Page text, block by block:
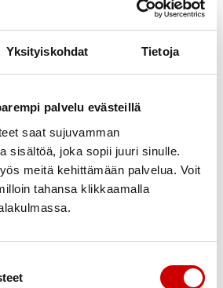
Yksityiskohdat Tietoja
palvelu evästeillä
saat sujuvamman
sisältöä, joka sopii juuri sinulle.
meitä kehittämään palvelua. Voit
tahansa klikkaamalla
usein jo siitä, että ryhtyy
tarkoita mitään aukotonta
siihen, että voi vaikuttaa
uskallusta yrittää sitä vailla
päivä aloittaa
asialle joutuu tekemään jotain.